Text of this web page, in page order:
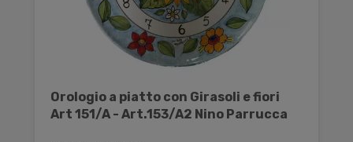
Orologio a piatto con Girasoli e fiori
Art 151/A - Art.153/A2 Nino Parrucca